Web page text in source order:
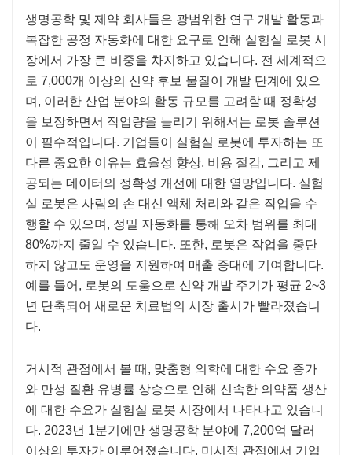
생명공학 및 제약 회사들은 광범위한 연구 개발 활동과
복잡한 공정 자동화에 대한 요구로 인해 실험실 로봇 시
장에서 가장 큰 비중을 차지하고 있습니다. 전 세계적으
로 7,000개 이상의 신약 후보 물질이 개발 단계에 있으
며, 이러한 산업 분야의 활동 규모를 고려할 때 정확성
을 보장하면서 작업량을 늘리기 위해서는 로봇 솔루션
이 필수적입니다. 기업들이 실험실 로봇에 투자하는 또
다른 중요한 이유는 효율성 향상, 비용 절감, 그리고 제
공되는 데이터의 정확성 개선에 대한 열망입니다. 실험
실 로봇은 사람의 손 대신 액체 처리와 같은 작업을 수
행할 수 있으며, 정밀 자동화를 통해 오차 범위를 최대
80%까지 줄일 수 있습니다. 또한, 로봇은 작업을 중단
하지 않고도 운영을 지원하여 매출 증대에 기여합니다.
예를 들어, 로봇의 도움으로 신약 개발 주기가 평균 2~3
년 단축되어 새로운 치료법의 시장 출시가 빨라졌습니
다.
거시적 관점에서 볼 때, 맞춤형 의학에 대한 수요 증가
와 만성 질환 유병률 상승으로 인해 신속한 의약품 생산
에 대한 수요가 실험실 로봇 시장에서 나타나고 있습니
다. 2023년 1분기에만 생명공학 분야에 7,200억 달러
이상의 투자가 이루어졌습니다. 미시적 관점에서 기업